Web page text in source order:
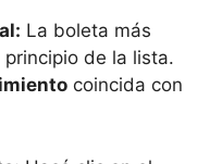
La boleta más
de la lista.
coincida con